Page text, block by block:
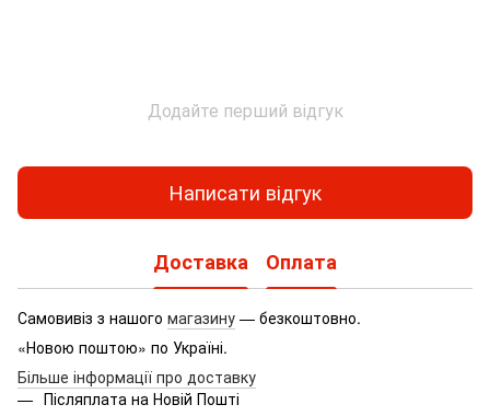
Додайте перший відгук
Написати відгук
Доставка Оплата
Самовивіз з нашого магазину — безкоштовно.
«Новою поштою» по Україні.
Більше інформації про доставку
Післяплата на Новій Пошті